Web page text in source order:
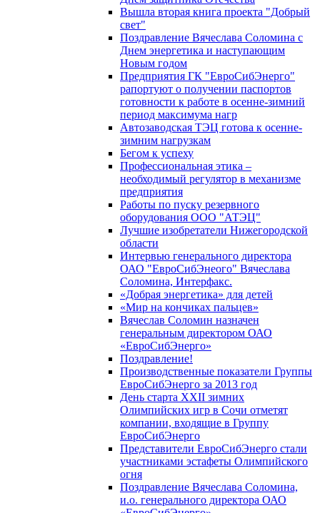
Вышла вторая книга проекта "Добрый
свет"
Поздравление Вячеслава Соломина с
Днем энергетика и наступающим
Новым годом
Предприятия ГК "ЕвроСибЭнерго"
рапортуют о получении паспортов
готовности к работе в осенне-зимний
период максимума нагр
Автозаводская ТЭЦ готова к осенне-
зимним нагрузкам
Бегом к успеху
Профессиональная этика –
необходимый регулятор в механизме
предприятия
Работы по пуску резервного
оборудования ООО "АТЭЦ"
Лучшие изобретатели Нижегородской
области
Интервью генерального директора
ОАО "ЕвроСибЭнеого" Вячеслава
Соломина, Интерфакс.
«Добрая энергетика» для детей
«Мир на кончиках пальцев»
Вячеслав Соломин назначен
генеральным директором ОАО
«ЕвроСибЭнерго»
Поздравление!
Производственные показатели Группы
ЕвроСибЭнерго за 2013 год
День старта XXII зимних
Олимпийских игр в Сочи отметят
компании, входящие в Группу
ЕвроСибЭнерго
Представители ЕвроСибЭнерго стали
участниками эстафеты Олимпийского
огня
Поздравление Вячеслава Соломина,
и.о. генерального директора ОАО